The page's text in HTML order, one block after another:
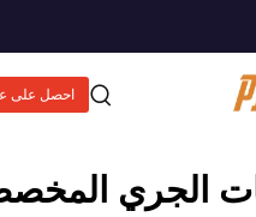
احصل على
الجري